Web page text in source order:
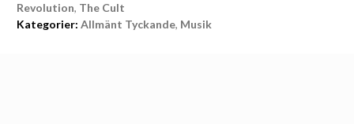
Revolution, The Cult
Kategorier: Allmänt Tyckande, Musik